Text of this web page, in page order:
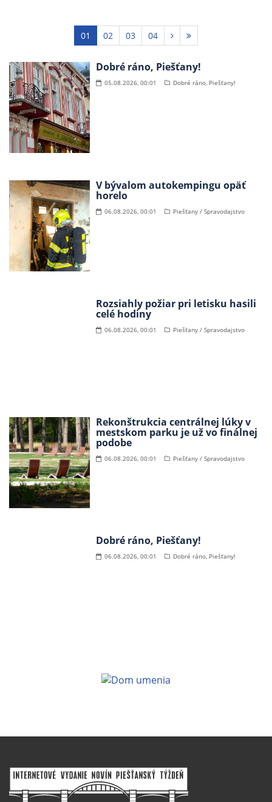
01 02 03 04
Dobré ráno, Piešťany!
05.08.2026, 00:01 Dobré ráno, Piešťany!
V bývalom autokempingu opäť
horelo
06.08.2026, 00:01 Piešťany / Spravodajstvo
Rozsiahly požiar pri letisku hasili
celé hodiny
06.08.2026, 00:01 Piešťany / Spravodajstvo
Rekonštrukcia centrálnej lúky v
mestskom parku je už vo finálnej
podobe
06.08.2026, 00:01 Piešťany / Spravodajstvo
Dobré ráno, Piešťany!
06.08.2026, 00:01 Dobré ráno, Piešťany!